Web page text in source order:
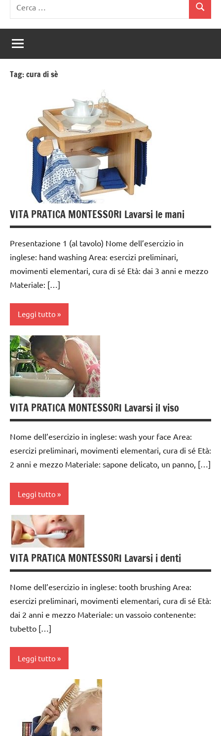
per:
Cerca
Tag:cura di sè
VITA PRATICA MONTESSORI Lavarsi le mani
Presentazione 1 (al tavolo) Nome dell’esercizio in
inglese: hand washing Area: esercizi preliminari,
movimenti elementari, cura di sé Età: dai 3 anni e mezzo
Materiale: […]
Leggi tutto
cura
di
sè
da 0
a 3
anni
3 ai
6
anni
GUIDA
DIDATTICA
MONTESSORI
TUTTI GLI
ARGOMENTI
PER ETA'
TUTTI GLI
VITA
PRATICA
VITA PRATICA MONTESSORI Lavarsi il viso
Nome dell’esercizio in inglese: wash your face Area:
esercizi preliminari, movimenti elementari, cura di sé Età:
2 anni e mezzo Materiale: sapone delicato, un panno, […]
Leggi tutto
cura
di
sè
anni
3 ai
6
GUIDA
TUTTI GLI
ARGOMENTI
PER ETA'
VITA PRATICA MONTESSORI Lavarsi i denti
Nome dell’esercizio in inglese: tooth brushing Area:
esercizi preliminari, movimenti elementari, cura di sé Età:
dai 2 anni e mezzo Materiale: un vassoio contenente:
tubetto […]
Leggi tutto
da 0